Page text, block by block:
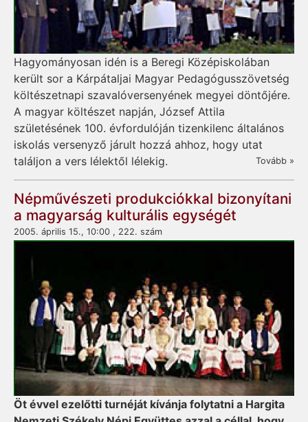
Hagyományosan idén is a Beregi Középiskolában
került sor a Kárpátaljai Magyar Pedagógusszövetség
költészetnapi szavalóversenyének megyei döntőjére.
A magyar költészet napján, József Attila
születésének 100. évfordulóján tizenkilenc általános
iskolás versenyző járult hozzá ahhoz, hogy utat
találjon a vers lélektől lélekig.
Tovább »
Népművészeti produkciókkal bizonyítani
a magyarság kulturális egységét
2005. április 15., 10:00 , 222. szám
Öt évvel ezelőtti turnéját kívánja folytatni a Hargita